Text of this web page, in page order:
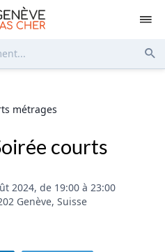
métrages
courts
2024, de 19:00 à 23:00
Genève, Suisse